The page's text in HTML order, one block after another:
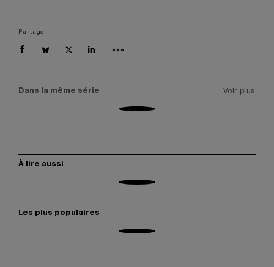
Partager
Dans la même série Voir plus
À lire aussi
Les plus populaires